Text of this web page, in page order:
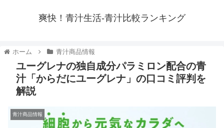
爽快！青汁生活-青汁比較ランキング
ユーグレナの独自成分パラミロン配合の青
汁「からだにユーグレナ」の口コミ評判を
解説
青汁商品情報
ホーム 青汁商品情報